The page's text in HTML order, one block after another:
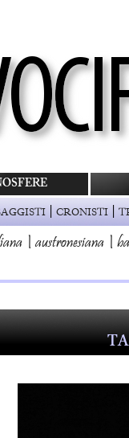
| CRONISTI |
|austronesiana |